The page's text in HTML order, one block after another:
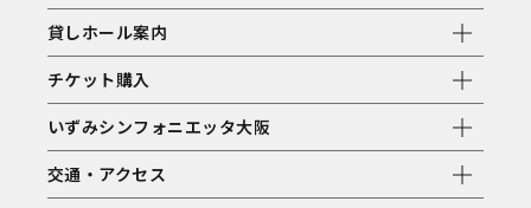
貸しホール案内
チケット購入
いずみシンフォニエッタ大阪
交通・アクセス